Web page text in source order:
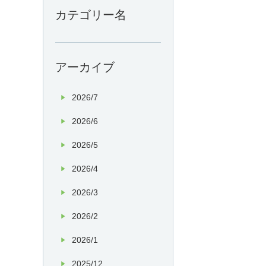
カテゴリー名
アーカイブ
2026/7
2026/6
2026/5
2026/4
2026/3
2026/2
2026/1
2025/12